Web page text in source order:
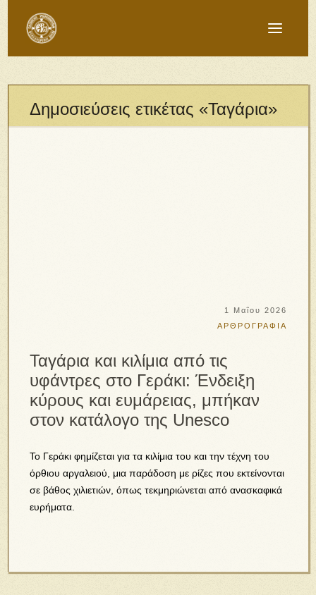
Δημοσιεύσεις ετικέτας «Ταγάρια»
1 Μαΐου 2026
ΑΡΘΡΟΓΡΑΦΙΑ
Ταγάρια και κιλίμια από τις
υφάντρες στο Γεράκι: Ένδειξη
κύρους και ευμάρειας, μπήκαν
στον κατάλογο της Unesco
Το Γεράκι φημίζεται για τα κιλίμια του και την τέχνη του
όρθιου αργαλειού, μια παράδοση με ρίζες που εκτείνονται
σε βάθος χιλιετιών, όπως τεκμηριώνεται από ανασκαφικά
ευρήματα.